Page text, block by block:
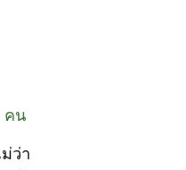
คน
ว่า